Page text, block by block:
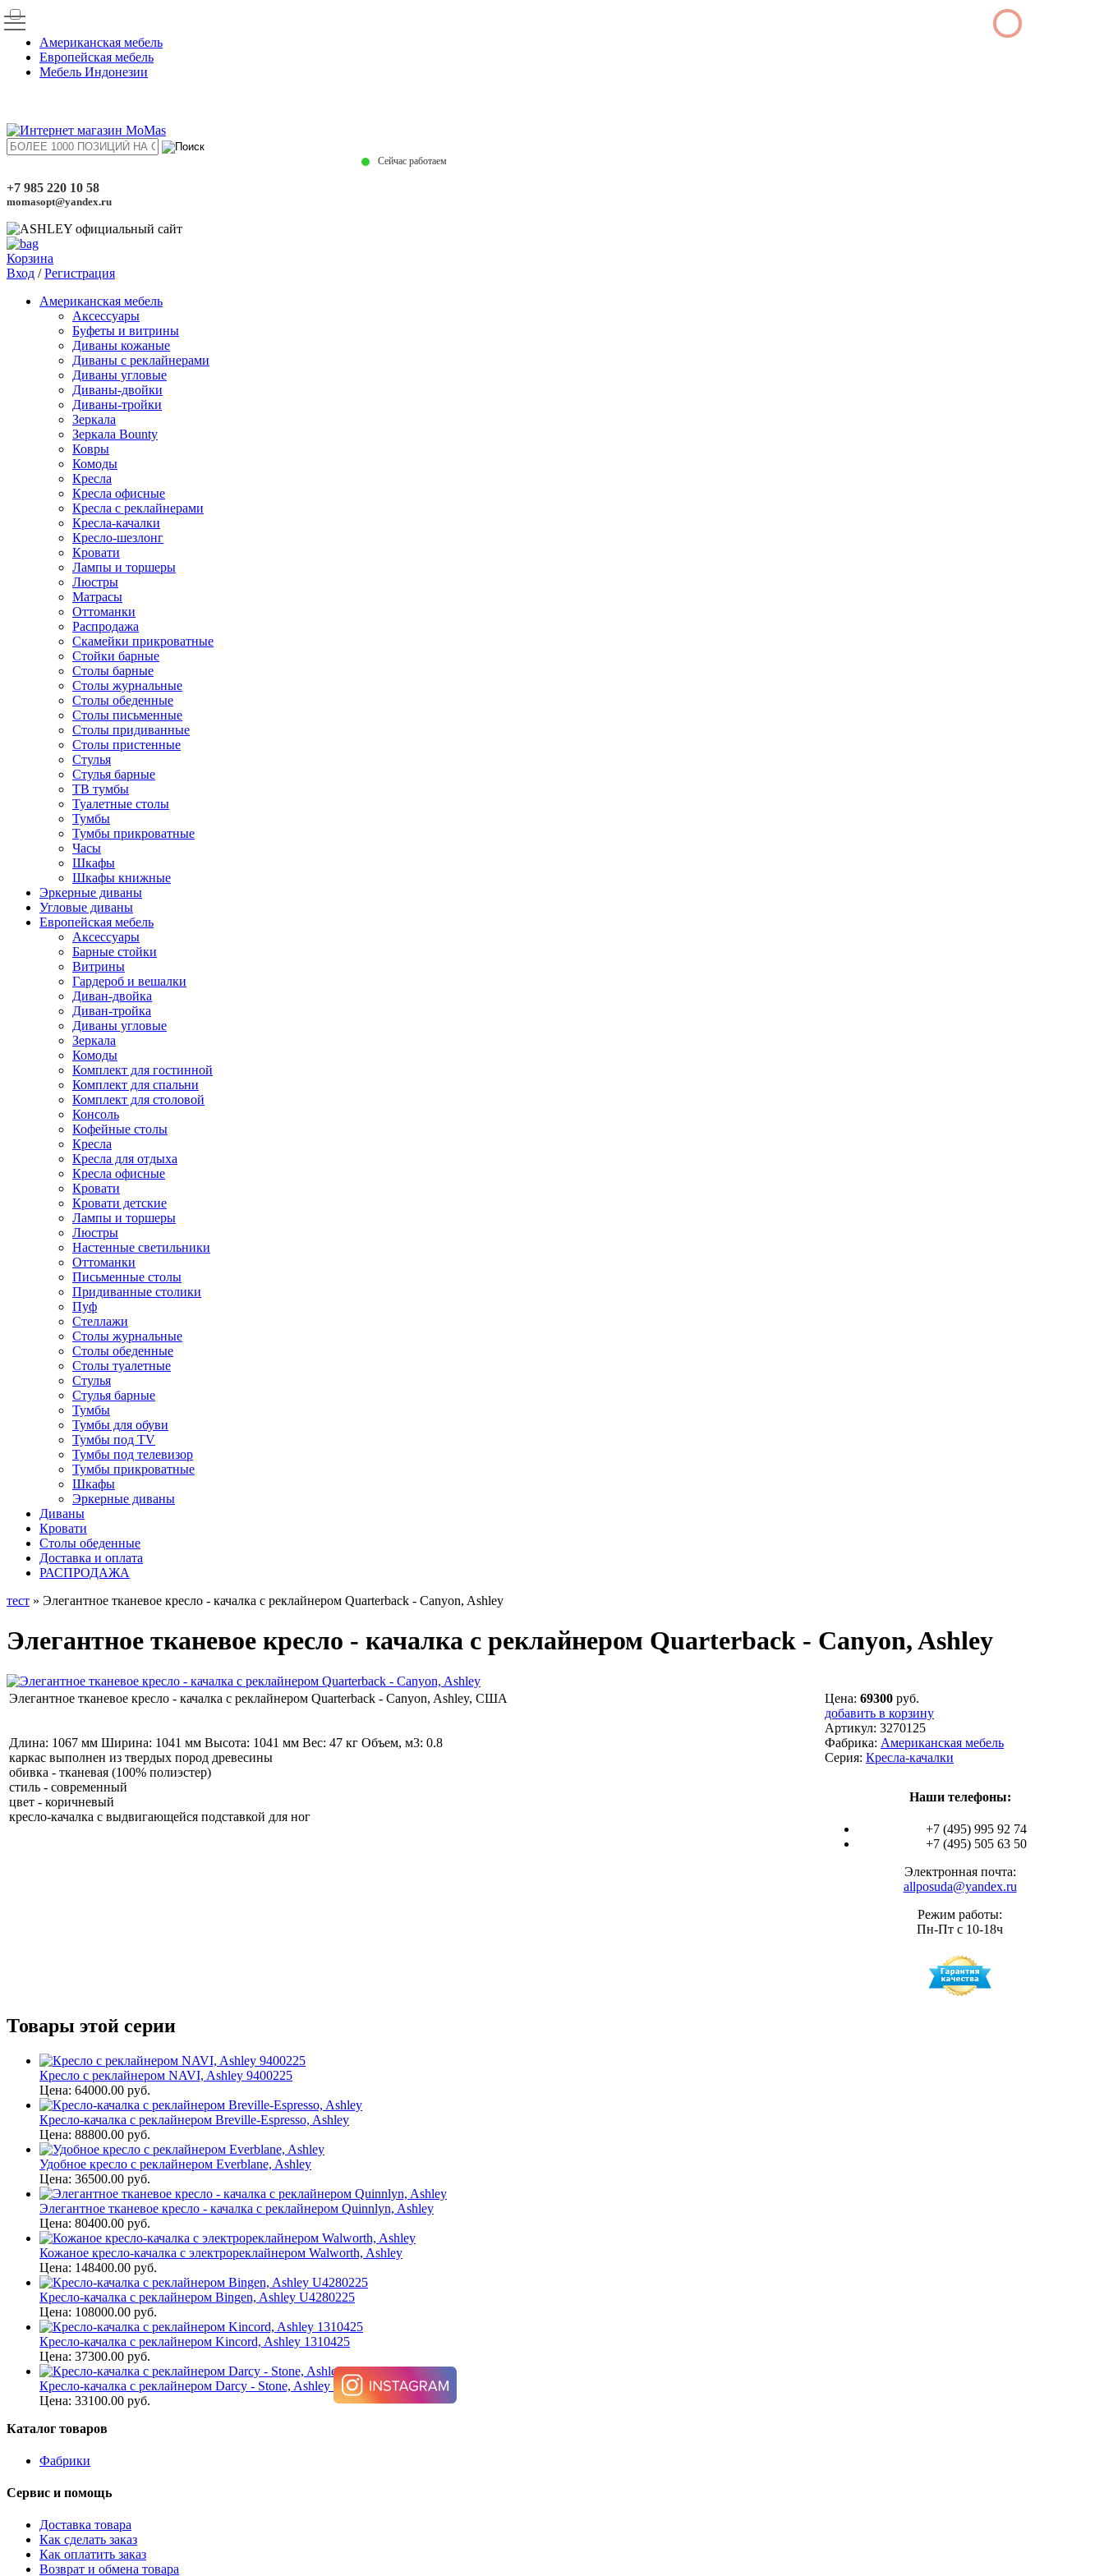
Американская мебель
Европейская мебель
Мебель Индонезии
Сейчас работаем
+7 985 220 10 58
momasopt@yandex.ru
Корзина
Вход /Регистрация
Американская мебель
Аксессуары
Буфеты и витрины
Диваны кожаные
Диваны с реклайнерами
Диваны угловые
Диваны-двойки
Диваны-тройки
Зеркала
Зеркала Bounty
Ковры
Комоды
Кресла
Кресла офисные
Кресла с реклайнерами
Кресла-качалки
Кресло-шезлонг
Кровати
Лампы и торшеры
Люстры
Матрасы
Оттоманки
Распродажа
Скамейки прикроватные
Стойки барные
Столы барные
Столы журнальные
Столы обеденные
Столы письменные
Столы придиванные
Столы пристенные
Стулья
Стулья барные
ТВ тумбы
Туалетные столы
Тумбы
Тумбы прикроватные
Часы
Шкафы
Шкафы книжные
Эркерные диваны
Угловые диваны
Европейская мебель
Аксессуары
Барные стойки
Витрины
Гардероб и вешалки
Диван-двойка
Диван-тройка
Диваны угловые
Зеркала
Комоды
Комплект для гостинной
Комплект для спальни
Комплект для столовой
Консоль
Кофейные столы
Кресла
Кресла для отдыха
Кресла офисные
Кровати
Кровати детские
Лампы и торшеры
Люстры
Настенные светильники
Оттоманки
Письменные столы
Придиванные столики
Пуф
Стеллажи
Столы журнальные
Столы обеденные
Столы туалетные
Стулья
Стулья барные
Тумбы
Тумбы для обуви
Тумбы под TV
Тумбы под телевизор
Тумбы прикроватные
Шкафы
Эркерные диваны
Диваны
Кровати
Столы обеденные
Доставка и оплата
РАСПРОДАЖА
тест » Элегантное тканевое кресло - качалка с реклайнером Quarterback - Canyon, Ashley
Элегантное тканевое кресло - качалка с реклайнером Quarterback - Canyon, Ashley
Элегантное тканевое кресло - качалка с реклайнером Quarterback - Canyon, Ashley, CША
Длина: 1067 мм Ширина: 1041 мм Высота: 1041 мм Вес: 47 кг Объем, м3: 0.8
каркас выполнен из твердых пород древесины
обивка - тканевая (100% полиэстер)
стиль - современный
цвет - коричневый
кресло-качалка с выдвигающейся подставкой для ног
Цена: 69300 руб.
добавить в корзину
Артикул: 3270125
Фабрика: Американская мебель
Серия: Кресла-качалки
Наши телефоны:
+7 (495) 995 92 74
+7 (495) 505 63 50
Электронная почта:
allposuda@yandex.ru
Режим работы:
Пн-Пт с 10-18ч
Товары этой серии
Кресло с реклайнером NAVI, Ashley 9400225
Цена: 64000.00 руб.
Кресло-качалка с реклайнером Breville-Espresso, Ashley
Цена: 88800.00 руб.
Удобное кресло с реклайнером Everblane, Ashley
Цена: 36500.00 руб.
Элегантное тканевое кресло - качалка с реклайнером Quinnlyn, Ashley
Цена: 80400.00 руб.
Кожаное кресло-качалка с электрореклайнером Walworth, Ashley
Цена: 148400.00 руб.
Кресло-качалка с реклайнером Bingen, Ashley U4280225
Цена: 108000.00 руб.
Кресло-качалка с реклайнером Kincord, Ashley 1310425
Цена: 37300.00 руб.
Кресло-качалка с реклайнером Darcy - Stone, Ashley 7500025
Цена: 33100.00 руб.
Каталог товаров
Фабрики
Сервис и помощь
Доставка товара
Как сделать заказ
Как оплатить заказ
Возврат и обмена товара